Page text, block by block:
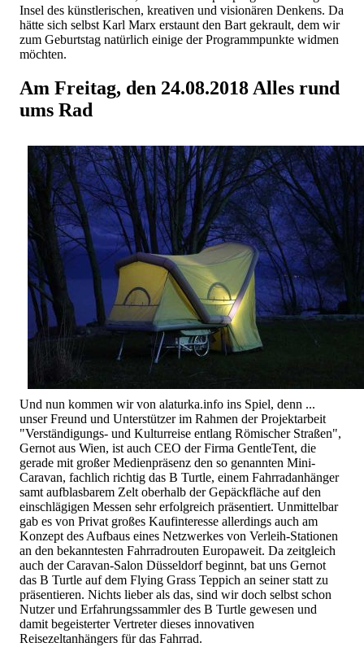
Insel des künstlerischen, kreativen und visionären Denkens. Da
hätte sich selbst Karl Marx erstaunt den Bart gekrault, dem wir
zum Geburtstag natürlich einige der Programmpunkte widmen
möchten.
Am Freitag, den 24.08.2018 Alles rund
ums Rad
Und nun kommen wir von alaturka.info ins Spiel, denn ...
unser Freund und Unterstützer im Rahmen der Projektarbeit
"Verständigungs- und Kulturreise entlang Römischer Straßen",
Gernot aus Wien, ist auch CEO der Firma GentleTent, die
gerade mit großer Medienpräsenz den so genannten Mini-
Caravan, fachlich richtig das B Turtle, einem Fahrradanhänger
samt aufblasbarem Zelt oberhalb der Gepäckfläche auf den
einschlägigen Messen sehr erfolgreich präsentiert. Unmittelbar
gab es von Privat großes Kaufinteresse allerdings auch am
Konzept des Aufbaus eines Netzwerkes von Verleih-Stationen
an den bekanntesten Fahrradrouten Europaweit. Da zeitgleich
auch der Caravan-Salon Düsseldorf beginnt, bat uns Gernot
das B Turtle auf dem Flying Grass Teppich an seiner statt zu
präsentieren. Nichts lieber als das, sind wir doch selbst schon
Nutzer und Erfahrungssammler des B Turtle gewesen und
damit begeisterter Vertreter dieses innovativen
Reisezeltanhängers für das Fahrrad.